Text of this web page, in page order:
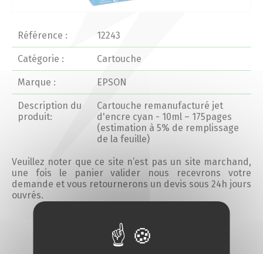
Produits
Professionnels
Particuliers
Catalogue
Analyse de vos besoins
Référence : 12243
Catégorie : Cartouche
Marque : EPSON
Description du
produit:
Cartouche remanufacturé jet
d'encre cyan - 10ml – 175pages
(estimation à 5% de remplissage
de la feuille)
Veuillez noter que ce site n’est pas un site marchand,
une fois le panier valider nous recevrons votre
demande et vous retournerons un devis sous 24h jours
ouvrés.
Ajouter au devis